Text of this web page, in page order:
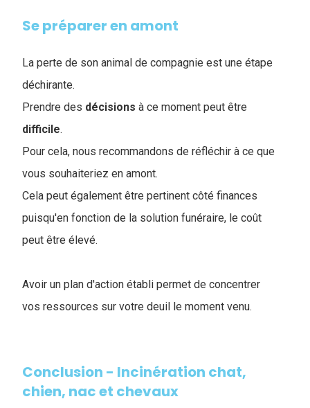
Se préparer en amont
La perte de son animal de compagnie est une étape
déchirante.
Prendre des décisions à ce moment peut être
difficile.
Pour cela, nous recommandons de réfléchir à ce que
vous souhaiteriez en amont.
Cela peut également être pertinent côté finances
puisqu'en fonction de la solution funéraire, le coût
peut être élevé.
Avoir un plan d'action établi permet de concentrer
vos ressources sur votre deuil le moment venu.
Conclusion - Incinération chat,
chien, nac et chevaux